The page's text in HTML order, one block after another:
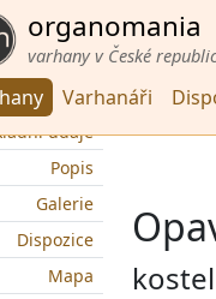
organomania
varhany v České
Varhanáři
údaje
Popis
Galerie
Dispozice
Mapa